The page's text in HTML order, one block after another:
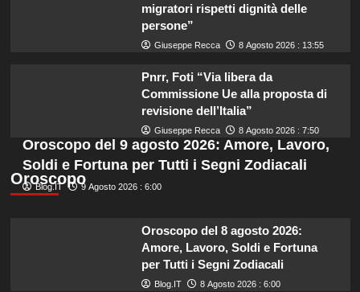
migratori rispetti dignità delle
persone”
Giuseppe Recca 8 Agosto 2026 : 13:55
Pnrr, Foti “Via libera da
Commissione Ue alla proposta di
revisione dell’Italia”
Giuseppe Recca 8 Agosto 2026 : 7:50
Oroscopo
Oroscopo del 9 agosto 2026: Amore, Lavoro,
Soldi e Fortuna per Tutti i Segni Zodiacali
Blog.IT 9 Agosto 2026 : 6:00
Oroscopo del 8 agosto 2026:
Amore, Lavoro, Soldi e Fortuna
per Tutti i Segni Zodiacali
Blog.IT 8 Agosto 2026 : 6:00